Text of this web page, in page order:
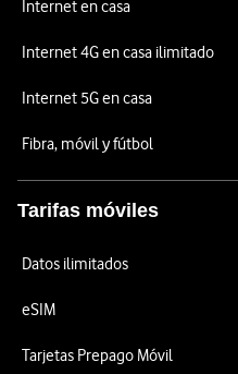
Internet en casa
Internet 4G en casa ilimitado
Internet 5G en casa
Fibra, móvil y fútbol
Tarifas móviles
Datos ilimitados
eSIM
Tarjetas Prepago Móvil